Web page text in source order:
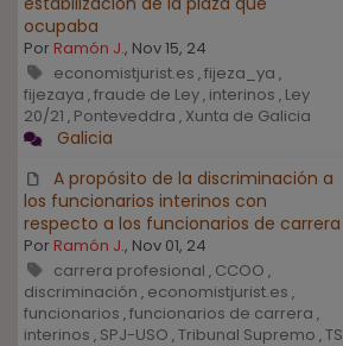
ocupaba
Por Ramón J., Nov 15, 24
economistjurist.es , fijeza_ya ,
fijezaya ,fraude de Ley, interinos , Ley
20/21 , Ponteveddra , Xunta de Galicia
Galicia
A propósito de la discriminación a
los funcionarios interinos con
respecto a los funcionarios de carrera
Por Ramón J., Nov 01, 24
carrera profesional , CCOO ,
discriminación , economistjurist.es ,
funcionarios ,funcionarios de carrera ,
interinos , SPJ-USO ,Tribunal Supremo ,TS